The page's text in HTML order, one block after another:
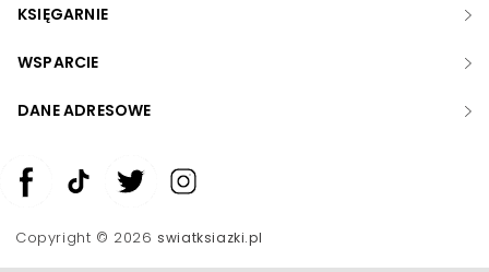
KSIĘGARNIE
WSPARCIE
DANE ADRESOWE
Copyright © 2026swiatksiazki.pl
Zwiększ rozmiar czcionki